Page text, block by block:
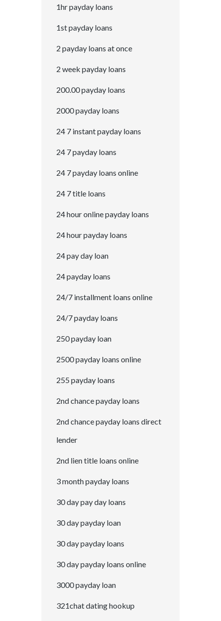
1hr payday loans
1st payday loans
2 payday loans at once
2 week payday loans
200.00 payday loans
2000 payday loans
24 7 instant payday loans
24 7 payday loans
24 7 payday loans online
24 7 title loans
24 hour online payday loans
24 hour payday loans
24 pay day loan
24 payday loans
24/7 installment loans online
24/7 payday loans
250 payday loan
2500 payday loans online
255 payday loans
2nd chance payday loans
2nd chance payday loans direct
lender
2nd lien title loans online
3 month payday loans
30 day pay day loans
30 day payday loan
30 day payday loans
30 day payday loans online
3000 payday loan
321chat dating hookup